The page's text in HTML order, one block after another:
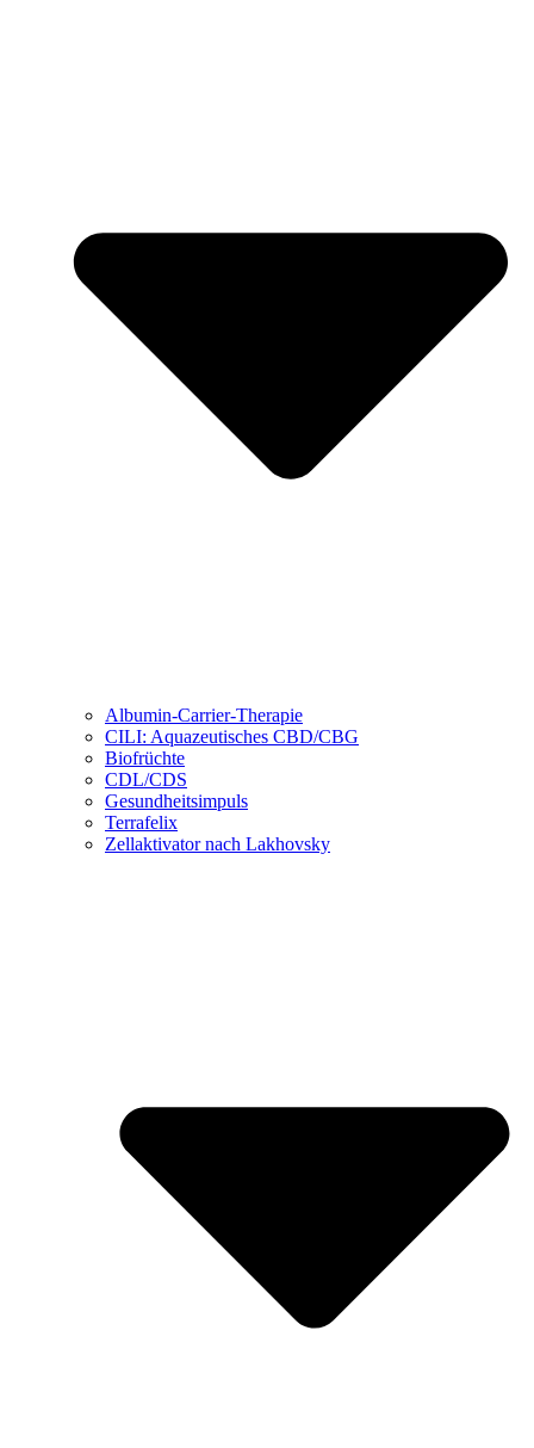
Albumin-Carrier-Therapie
CILI: Aquazeutisches CBD/CBG
Biofrüchte
CDL/CDS
Gesundheitsimpuls
Terrafelix
Zellaktivator nach Lakhovsky